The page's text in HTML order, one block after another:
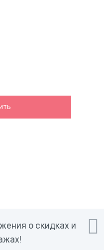

о скидках и